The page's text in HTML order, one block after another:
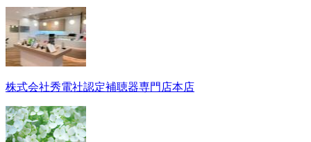
株式会社秀電社認定補聴器専門店本店